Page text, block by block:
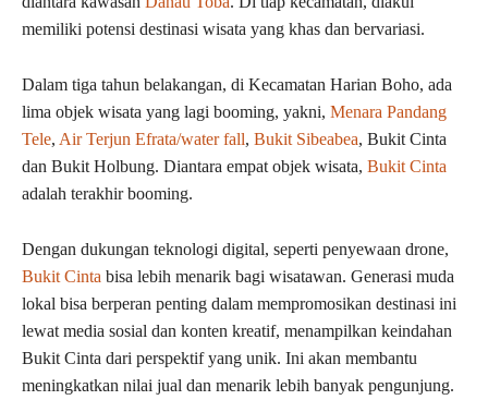
memiliki potensi destinasi wisata yang khas dan bervariasi.
Dalam tiga tahun belakangan, di Kecamatan Harian Boho, ada
lima objek wisata yang lagi booming, yakni, Menara Pandang
Tele, Air Terjun Efrata/water fall, Bukit Sibeabea, Bukit Cinta
dan Bukit Holbung. Diantara empat objek wisata, Bukit Cinta
adalah terakhir booming.
Dengan dukungan teknologi digital, seperti penyewaan drone,
Bukit Cinta bisa lebih menarik bagi wisatawan. Generasi muda
lokal bisa berperan penting dalam mempromosikan destinasi ini
lewat media sosial dan konten kreatif, menampilkan keindahan
Bukit Cinta dari perspektif yang unik. Ini akan membantu
meningkatkan nilai jual dan menarik lebih banyak pengunjung.